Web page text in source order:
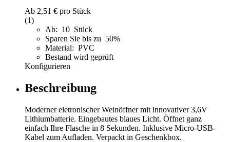
Ab 2,51 € pro Stück
(1)
Ab: 10 Stück
Sparen Sie bis zu 50%
Material: PVC
Bestand wird geprüft
Konfigurieren
Beschreibung
Moderner eletronischer Weinöffner mit innovativer 3,6V
Lithiumbatterie. Eingebautes blaues Licht. Öffnet ganz
einfach Ihre Flasche in 8 Sekunden. Inklusive Micro-USB-
Kabel zum Aufladen. Verpackt in Geschenkbox.